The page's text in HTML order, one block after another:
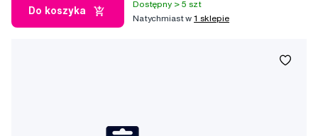
Do koszyka
Dostępny > 5 szt
Natychmiast w1 sklepie